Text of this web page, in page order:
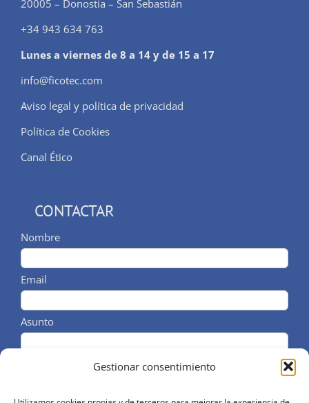
Gestionar consentimiento
20005 – Donostia – San Sebastián
+34 943 634 763
Lunes a viernes de 8 a 14 y de 15 a 17
info@ficotec.com
Aviso legal y política de privacidad
Política de Cookies
Canal Ético
CONTACTAR
Nombre
Email
Asunto
Comentarios / Telf